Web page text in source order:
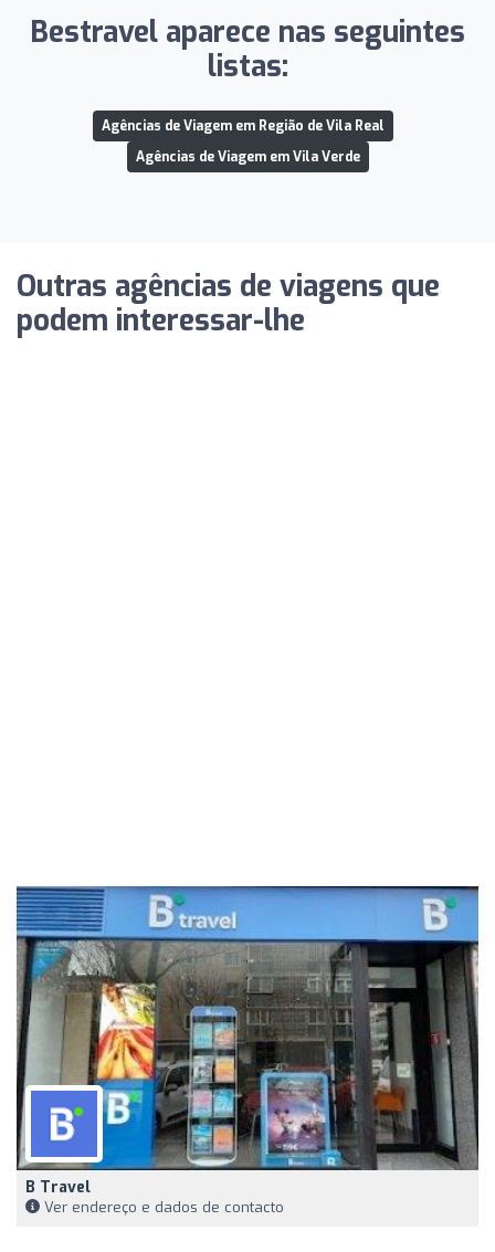
Bestravel aparece nas seguintes
listas:
Agências de Viagem em Região de Vila Real
Agências de Viagem em Vila Verde
Outras agências de viagens que
podem interessar-lhe
B Travel
Ver endereço e dados de contacto